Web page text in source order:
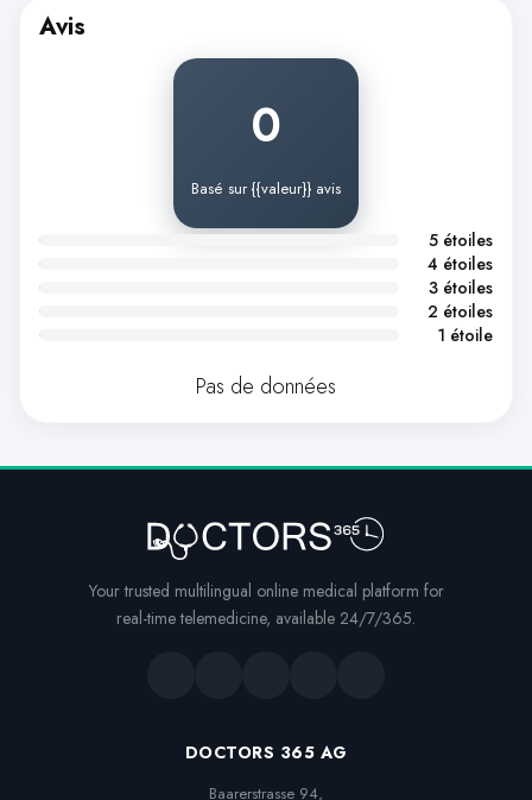
Avis
0
Basé sur {{valeur}} avis
5 étoiles
4 étoiles
3 étoiles
2 étoiles
1 étoile
Pas de données
Your trusted multilingual online medical platform for
real-time telemedicine, available 24/7/365.
DOCTORS 365 AG
Baarerstrasse 94,